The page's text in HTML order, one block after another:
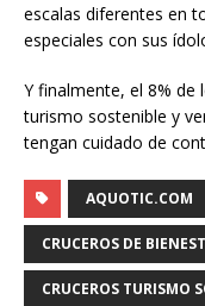
escalas diferentes en
especiales con sus
Y finalmente, el 8% de
turismo sostenible y
tengan cuidado de
AQUOTIC.COM
CRUCEROS DE
CRUCEROS TURISMO